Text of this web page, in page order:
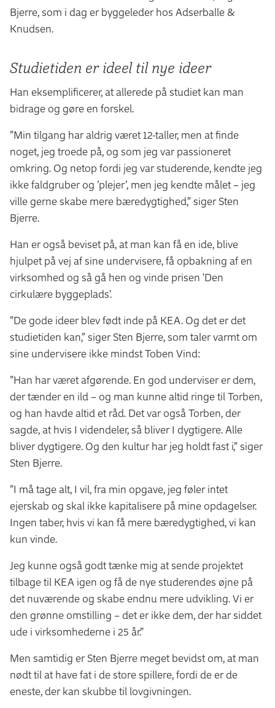
Bjerre, som i dag er byggeleder hos Adserballe &
Knudsen.
Studietiden er ideel til nye ideer
Han eksemplificerer, at allerede på studiet kan man
bidrage og gøre en forskel.
”Min tilgang har aldrig været 12-taller, men at finde
noget, jeg troede på, og som jeg var passioneret
omkring. Og netop fordi jeg var studerende, kendte jeg
ikke faldgruber og ’plejer’, men jeg kendte målet – jeg
ville gerne skabe mere bæredygtighed,” siger Sten
Bjerre.
Han er også beviset på, at man kan få en ide, blive
hjulpet på vej af sine undervisere, få opbakning af en
virksomhed og så gå hen og vinde prisen 'Den
cirkulære byggeplads'.
”De gode ideer blev født inde på KEA. Og det er det
studietiden kan,” siger Sten Bjerre, som taler varmt om
sine undervisere ikke mindst Toben Vind:
”Han har været afgørende. En god underviser er dem,
der tænder en ild – og man kunne altid ringe til Torben,
og han havde altid et råd. Det var også Torben, der
sagde, at hvis I videndeler, så bliver I dygtigere. Alle
bliver dygtigere. Og den kultur har jeg holdt fast i,” siger
Sten Bjerre.
”I må tage alt, I vil, fra min opgave, jeg føler intet
ejerskab og skal ikke kapitalisere på mine opdagelser.
Ingen taber, hvis vi kan få mere bæredygtighed, vi kan
kun vinde.
Jeg kunne også godt tænke mig at sende projektet
tilbage til KEA igen og få de nye studerendes øjne på
det nuværende og skabe endnu mere udvikling. Vi er
den grønne omstilling – det er ikke dem, der har siddet
ude i virksomhederne i 25 år.”
Men samtidig er Sten Bjerre meget bevidst om, at man
nødt til at have fat i de store spillere, fordi de er de
eneste, der kan skubbe til lovgivningen.